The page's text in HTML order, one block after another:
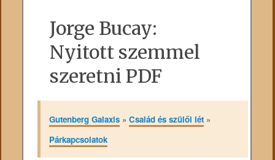
Jorge Bucay:
Nyitott szemmel
szeretni PDF
Gutenberg Galaxis» Család és szülői lét»
Párkapcsolatok